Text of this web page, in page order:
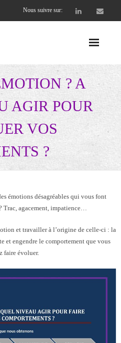
Nous suivre sur:
tandem
? A
AGIR POUR
VOS
?
émotions désagréables qui vous font
Trac, agacement, impatience…
et travailler à l’origine de celle-ci : la
et engendre le comportement que vous
faire évoluer.